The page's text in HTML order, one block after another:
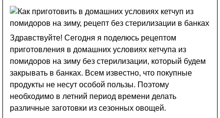
Здравствуйте! Сегодня я поделюсь рецептом
приготовления в домашних условиях кетчупа из
помидоров на зиму без стерилизации, который будем
закрывать в банках. Всем известно, что покупные
продукты не несут особой пользы. Поэтому
необходимо в летний период времени делать
различные заготовки из сезонных овощей.